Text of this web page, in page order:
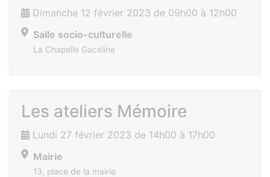
Dimanche 12 février 2023 de 09h00 à 12h00
Salle socio-culturelle
La Chapelle Gaceline
Les ateliers Mémoire
Lundi 27 février 2023 de 14h00 à 17h00
Mairie
13, place de la mairie